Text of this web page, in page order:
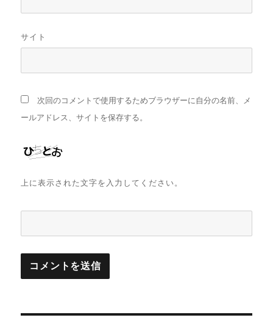
サイト
次回のコメントで使用するためブラウザーに自分の名前、メ
ールアドレス、サイトを保存する。
上に表示された文字を入力してください。